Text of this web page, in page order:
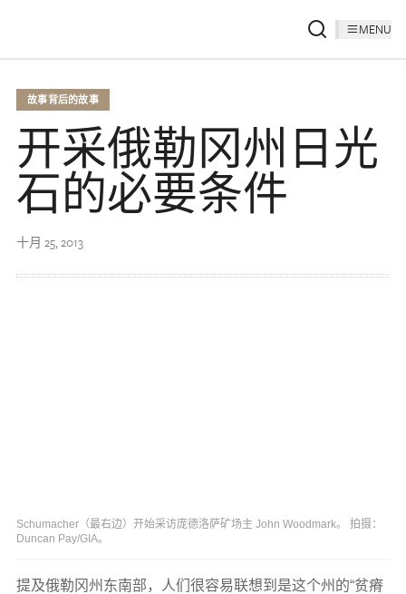
MENU
故事背后的故事
开采俄勒冈州日光
石的必要条件
十月 25, 2013
Schumacher（最右边）开始采访庞德洛萨矿场主 John Woodmark。 拍摄：
Duncan Pay/GIA。
提及俄勒冈州东南部，人们很容易联想到是这个州的“贫瘠